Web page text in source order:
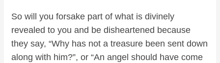
So will you forsake part of what is divinely
revealed to you and be disheartened because
they say, “Why has not a treasure been sent down
along with him?”, or “An angel should have come